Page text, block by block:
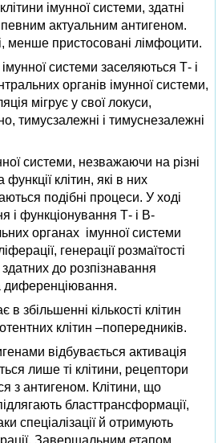
імунної системи, здатні
актуальним антигеном.
менше пристосовані лімфоцити.
системи заселяються Т- і
органів імунної системи,
мігрує у свої локуси,
тимусзалежні і тимуснезалежні
системи, незважаючи на різні
функції клітин, які в них
подібні процеси. У ході
і функціонування Т- і В-
органах імунної системи
генерації розмаїтості
до розпізнавання
диференціювання.
збільшенні кількості клітин
клітин –попередників.
відбувається активація
лише ті клітини, рецептори
з антигеном. Клітини, що
бласттрансформації,
спеціалізації й отримують